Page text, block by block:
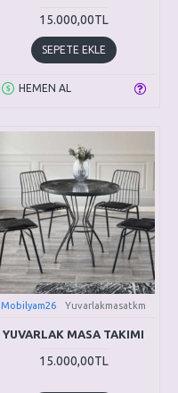
15.000,00TL
SEPETE EKLE
HEMEN AL
Mobilyam26 Yuvarlakmasatkm
YUVARLAK MASA TAKIMI
15.000,00TL